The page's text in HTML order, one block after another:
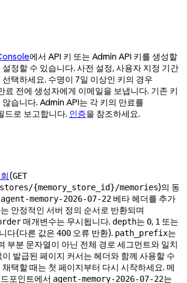
에서 API 키 또는 Admin API 키를 생성할
정할 수 있습니다. 사전 설정, 사용자 지정 기간
선택하세요. 수명이 7일 이상인 키의 경우
전에 생성자에게 이메일을 보냅니다. 기존 키
않습니다. Admin API는 각 키의 만료를
드로 보고합니다. 인증을 참조하세요.
(GET
{memory_store_id}/memories)의 동
agent-memory-2026-07-22베타 헤더를 추가
안정적인 서버 정의 순서로 반환되며
매개변수는 무시됩니다. depth는 0, 1 또는
다(다른 값은 400 오류 반환). path_prefix는
부분 문자열이 아닌 전체 경로 세그먼트와 일치
이 발급된 페이지 커서는 헤더와 함께 사용할 수
택할 때는 첫 페이지부터 다시 시작하세요. 메
포인트에서 agent-memory-2026-07-22는